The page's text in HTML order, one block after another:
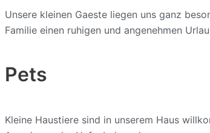
Unsere kleinen Gaeste liegen uns ganz
Familie einen ruhigen und angenehmen
Pets
Kleine Haustiere sind in unserem Haus